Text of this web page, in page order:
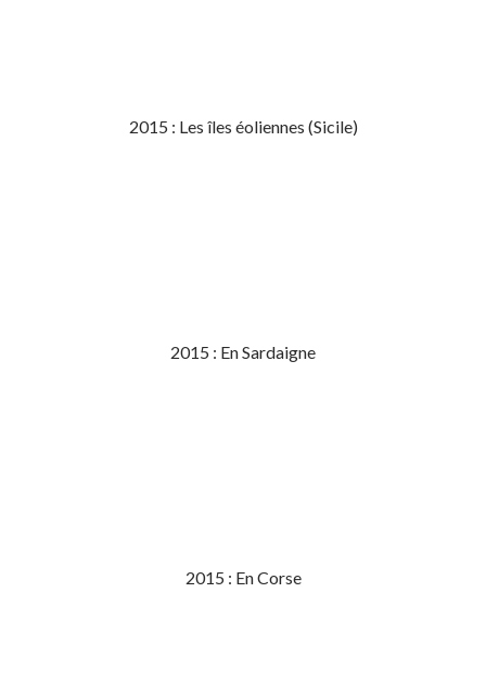
2015 : Les îles éoliennes (Sicile)
2015 : En Sardaigne
2015 : En Corse